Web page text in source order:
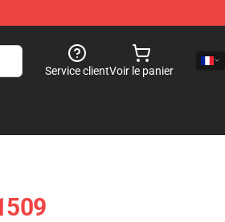
Service clientVoir le panier